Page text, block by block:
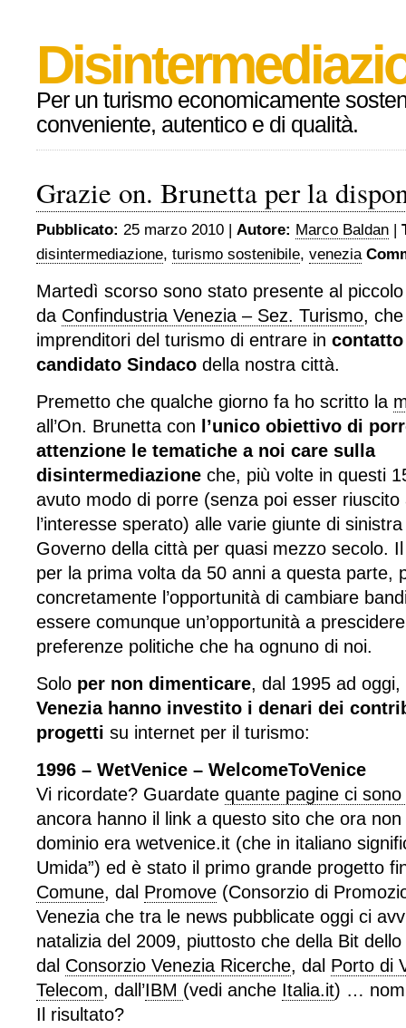
Per un turismo economicamente
conveniente, autentico e di qualità.
Grazie on. Brunetta per la
Pubblicato: 25 marzo 2010 | Autore: Marco Baldan |
disintermediazione, turismo sostenibile, venezia
Martedì scorso sono stato presente al
da Confindustria Venezia – Sez. Turismo,
imprenditori del turismo di entrare in
candidato Sindaco della nostra città.
Premetto che qualche giorno fa ho scritto la
all’On. Brunetta con
l’unico obiettivo di
attenzione le tematiche a noi care sulla
disintermediazione che, più volte in questi
avuto modo di porre (senza poi esser riuscito
l’interesse sperato) alle varie giunte di
Governo della città per quasi mezzo secolo.
per la prima volta da 50 anni a questa parte,
concretamente l’opportunità di cambiare
essere comunque un’opportunità a
preferenze politiche che ha ognuno di noi.
Solo per non dimenticare, dal 1995 ad oggi,
Venezia hanno investito i denari dei
progetti su internet per il turismo:
1996 – WetVenice – WelcomeToVenice
Vi ricordate? Guardate quante pagine ci
ancora hanno il link a questo sito che ora
dominio era wetvenice.it (che in italiano
Umida”) ed è stato il primo grande progetto
Comune, dal Promove (Consorzio di
Venezia che tra le news pubblicate oggi ci
natalizia del 2009, piuttosto che della Bit
dal Consorzio Venezia Ricerche, dal Porto di
Telecom, dall’IBM (vedi anche Italia.it) …
Il risultato?